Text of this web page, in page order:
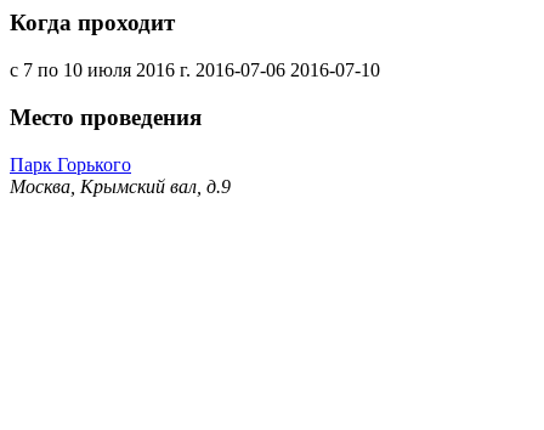
Когда проходит
с 7 по 10 июля 2016 г. 2016-07-06 2016-07-10
Место проведения
Парк Горького
Москва, Крымский вал, д.9